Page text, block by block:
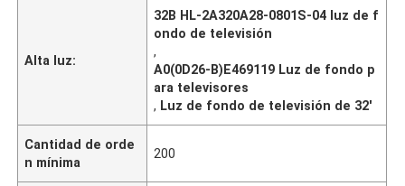
Alta luz:
32B HL-2A320A28-0801S-04 luz de f
ondo de televisión
,
A0(0D26-B)E469119 Luz de fondo p
ara televisores
, Luz de fondo de televisión de 32'
Cantidad de orde
n mínima
200